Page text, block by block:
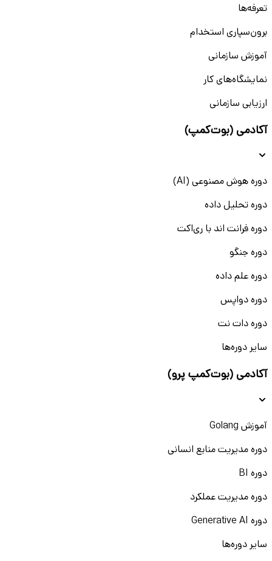
تعرفه‌ها
برون‌سپاری استخدام
آموزش سازمانی
نمایشگاه‌های کار
ارزیابی سازمانی
آکادمی (بوت‌کمپ)
دوره هوش مصنوعی (AI)
دوره تحلیل داده
دوره فرانت اند با ری‌اکت
دوره جنگو
دوره علم داده
دوره دواپس
دوره دات نت
سایر دوره‌ها
آکادمی (بوت‌کمپ پرو)
آموزش Golang
دوره مدیریت منابع انسانی
دوره BI
دوره مدیریت عملکرد
دوره Generative AI
سایر دوره‌ها